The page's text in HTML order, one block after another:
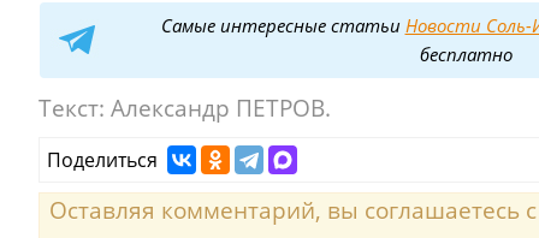
Самые интересные статьи Новости Соль-
бесплатно
Текст: Александр ПЕТРОВ.
Поделиться
Оставляя комментарий, вы соглашаетесь